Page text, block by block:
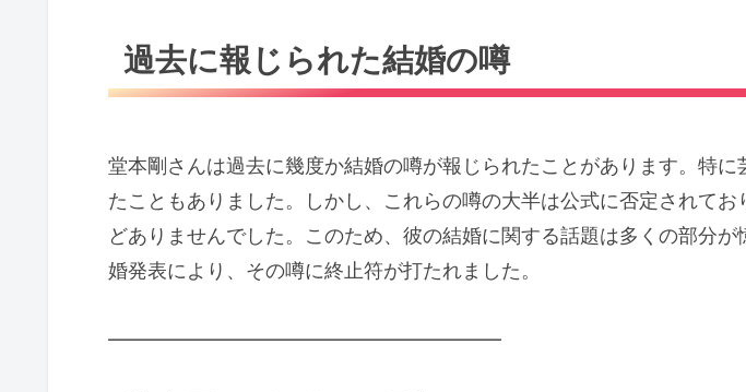
過去に報じられた結婚の噂
堂本剛さんは過去に幾度か結婚の噂が報じられたことがあります。特
たこともありました。しかし、これらの噂の大半は公式に否定されて
どありませんでした。このため、彼の結婚に関する話題は多くの部分
婚発表により、その噂に終止符が打たれました。
━━━━━━━━━━━━━━━━━━━━